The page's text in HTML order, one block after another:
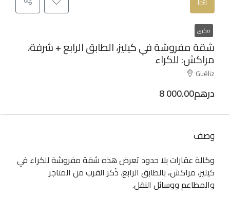
مكرى
شقة مفروشة في كيليز، الطابق الرابع + شرفة،
مراكش: للكراء
Guéliz
8 000.00درهم
وصف
وكالة عقارات بلا حدود تعرض هذه شقة مفروشة للكراء في
كيليز، مراكش، بالطابق الرابع. ذُكر القرب من المتاجر
والمطاعم ووسائل النقل.